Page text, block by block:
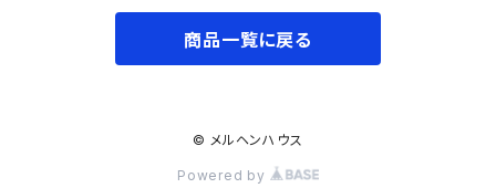
小学高学年〜
商品一覧に戻る
© メルヘンハウス
Powered by